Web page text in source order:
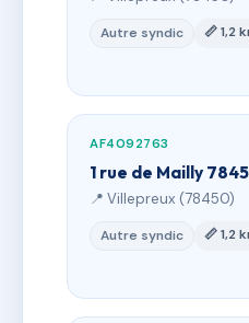
Autre syndic 📏 1,2
AF4092763
1 rue de Mailly
📍 Villepreux (78450)
Autre syndic 📏 1,2